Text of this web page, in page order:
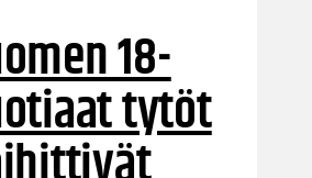
18-
tytöt